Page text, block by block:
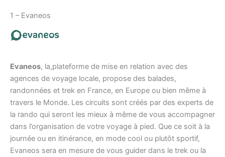
1 – Evaneos
Evaneos, la,plateforme de mise en relation avec des
agences de voyage locale, propose des balades,
randonnées et trek en France, en Europe ou bien même à
travers le Monde. Les circuits sont créés par des experts de
la rando qui seront les mieux à même de vous accompagner
dans l’organisation de votre voyage à pied. Que ce soit à la
journée ou en itinérance, en mode cool ou plutôt sportif,
Evaneos sera en mesure de vous guider dans le trek ou la